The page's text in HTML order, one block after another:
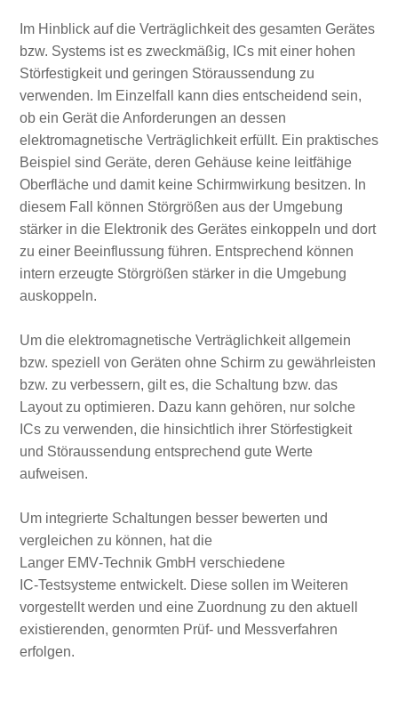
Im Hinblick auf die Verträglichkeit des gesamten Gerätes
bzw. Systems ist es zweckmäßig, ICs mit einer hohen
Störfestigkeit und geringen Störaussendung zu
verwenden. Im Einzelfall kann dies entscheidend sein,
ob ein Gerät die Anforderungen an dessen
elektromagnetische Verträglichkeit erfüllt. Ein praktisches
Beispiel sind Geräte, deren Gehäuse keine leitfähige
Oberfläche und damit keine Schirmwirkung besitzen. In
diesem Fall können Störgrößen aus der Umgebung
stärker in die Elektronik des Gerätes einkoppeln und dort
zu einer Beeinflussung führen. Entsprechend können
intern erzeugte Störgrößen stärker in die Umgebung
auskoppeln.
Um die elektromagnetische Verträglichkeit allgemein
bzw. speziell von Geräten ohne Schirm zu gewährleisten
bzw. zu verbessern, gilt es, die Schaltung bzw. das
Layout zu optimieren. Dazu kann gehören, nur solche
ICs zu verwenden, die hinsichtlich ihrer Störfestigkeit
und Störaussendung entsprechend gute Werte
aufweisen.
Um integrierte Schaltungen besser bewerten und
vergleichen zu können, hat die
Langer EMV‑Technik GmbH verschiedene
IC‑Testsysteme entwickelt. Diese sollen im Weiteren
vorgestellt werden und eine Zuordnung zu den aktuell
existierenden, genormten Prüf- und Messverfahren
erfolgen.